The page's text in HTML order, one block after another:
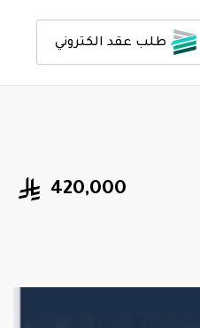
طلب عقد الكتروني
420,000